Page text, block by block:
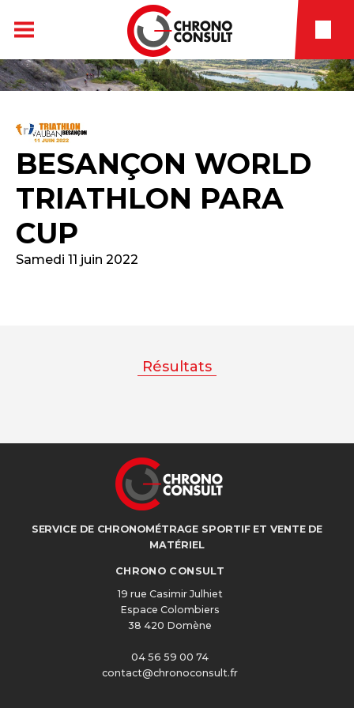
BESANÇON WORLD
TRIATHLON PARA
CUP
Samedi 11 juin 2022
Résultats
SERVICE DE CHRONOMÉTRAGE SPORTIF ET VENTE DE
MATÉRIEL
CHRONO CONSULT
19 rue Casimir Julhiet
Espace Colombiers
38 420 Domène
04 56 59 00 74
contact@chronoconsult.fr